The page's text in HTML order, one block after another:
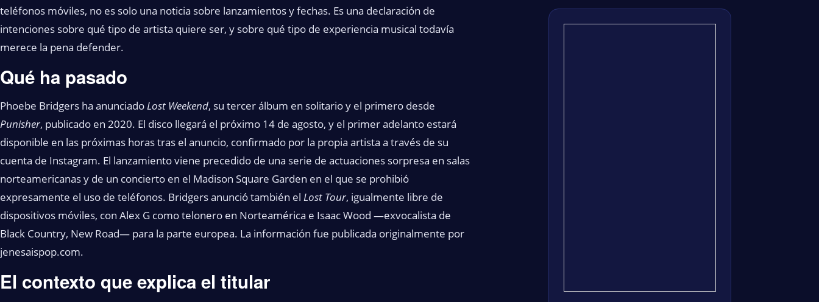
teléfonos móviles, no es solo una noticia sobre lanzamientos y fechas. Es una declaración de
intenciones sobre qué tipo de artista quiere ser, y sobre qué tipo de experiencia musical todavía
merece la pena defender.
Qué ha pasado
Phoebe Bridgers ha anunciado Lost Weekend, su tercer álbum en solitario y el primero desde
Punisher, publicado en 2020. El disco llegará el próximo 14 de agosto, y el primer adelanto estará
disponible en las próximas horas tras el anuncio, confirmado por la propia artista a través de su
cuenta de Instagram. El lanzamiento viene precedido de una serie de actuaciones sorpresa en salas
norteamericanas y de un concierto en el Madison Square Garden en el que se prohibió
expresamente el uso de teléfonos. Bridgers anunció también el Lost Tour, igualmente libre de
dispositivos móviles, con Alex G como telonero en Norteamérica e Isaac Wood —exvocalista de
Black Country, New Road— para la parte europea. La información fue publicada originalmente por
jenesaispop.com.
El contexto que explica el titular